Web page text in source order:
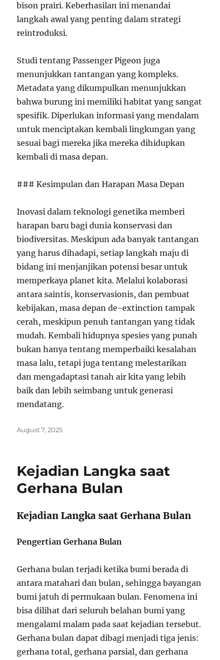
bison prairi. Keberhasilan ini menandai
langkah awal yang penting dalam strategi
reintroduksi.
Studi tentang Passenger Pigeon juga
menunjukkan tantangan yang kompleks.
Metadata yang dikumpulkan menunjukkan
bahwa burung ini memiliki habitat yang sangat
spesifik. Diperlukan informasi yang mendalam
untuk menciptakan kembali lingkungan yang
sesuai bagi mereka jika mereka dihidupkan
kembali di masa depan.
### Kesimpulan dan Harapan Masa Depan
Inovasi dalam teknologi genetika memberi
harapan baru bagi dunia konservasi dan
biodiversitas. Meskipun ada banyak tantangan
yang harus dihadapi, setiap langkah maju di
bidang ini menjanjikan potensi besar untuk
memperkaya planet kita. Melalui kolaborasi
antara saintis, konservasionis, dan pembuat
kebijakan, masa depan de-extinction tampak
cerah, meskipun penuh tantangan yang tidak
mudah. Kembali hidupnya spesies yang punah
bukan hanya tentang memperbaiki kesalahan
masa lalu, tetapi juga tentang melestarikan
dan mengadaptasi tanah air kita yang lebih
baik dan lebih seimbang untuk generasi
mendatang.
Posted
August 7, 2025
Kejadian Langka saat
Gerhana Bulan
Kejadian Langka saat Gerhana Bulan
Pengertian Gerhana Bulan
Gerhana bulan terjadi ketika bumi berada di
antara matahari dan bulan, sehingga bayangan
bumi jatuh di permukaan bulan. Fenomena ini
bisa dilihat dari seluruh belahan bumi yang
mengalami malam pada saat kejadian tersebut.
Gerhana bulan dapat dibagi menjadi tiga jenis:
gerhana total, gerhana parsial, dan gerhana